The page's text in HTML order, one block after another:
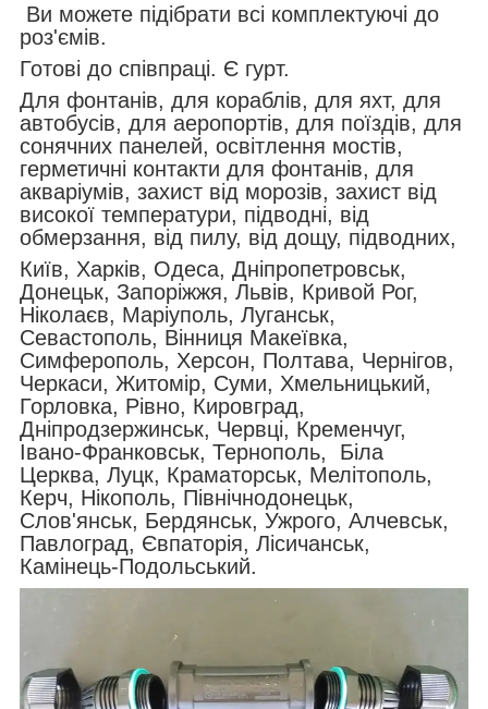
Ви можете підібрати всі комплектуючі до
роз'ємів.
Готові до співпраці. Є гурт.
Для фонтанів, для кораблів, для яхт, для
автобусів, для аеропортів, для поїздів, для
сонячних панелей, освітлення мостів,
герметичні контакти для фонтанів, для
акваріумів, захист від морозів, захист від
високої температури, підводні, від
обмерзання, від пилу, від дощу, підводних,
Київ, Харків, Одеса, Дніпропетровськ,
Донецьк, Запоріжжя, Львів, Кривой Рог,
Ніколаєв, Маріуполь, Луганськ,
Севастополь, Вінниця Макеївка,
Симферополь, Херсон, Полтава, Чернігов,
Черкаси, Житомір, Суми, Хмельницький,
Горловка, Рівно, Кировград,
Дніпродзержинськ, Червці, Кременчуг,
Івано-Франковськ, Тернополь, Біла
Церква, Луцк, Краматорськ, Мелітополь,
Керч, Нікополь, Північнодонецьк,
Слов'янськ, Бердянськ, Ужрого, Алчевськ,
Павлоград, Євпаторія, Лісичанськ,
Камінець-Подольський.